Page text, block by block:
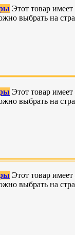
Этот товар имеет
выбрать на
Этот товар имеет
выбрать на
Этот товар имеет
выбрать на